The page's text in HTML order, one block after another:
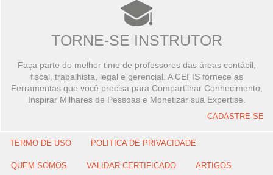
TORNE-SE INSTRUTOR
Faça parte do melhor time de professores das áreas contábil,
fiscal, trabalhista, legal e gerencial. A CEFIS fornece as
Ferramentas que você precisa para Compartilhar Conhecimento,
Inspirar Milhares de Pessoas e Monetizar sua Expertise.
CADASTRE-SE
TERMO DE USO POLITICA DE PRIVACIDADE
QUEM SOMOS VALIDAR CERTIFICADO ARTIGOS